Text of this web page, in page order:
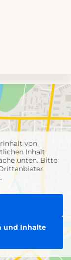
von
Inhalt
unten. Bitte
und Inhalte